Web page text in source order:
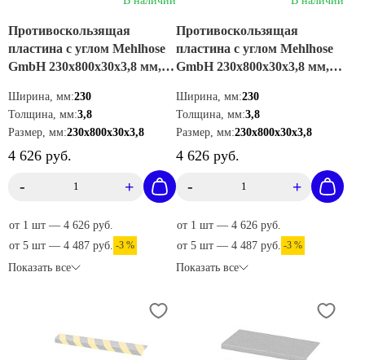
Противоскользящая
пластина с углом Mehlhose
GmbH 230х800х30х3,8 мм,
Ширина, мм:230
Толщина, мм:3,8
Размер, мм:230х800х30х3,8
4 626 руб.
- +
от 1 шт — 4 626 руб.
от 5 шт — 4 487 руб. -3 %
Показать все
Противоскользящая
пластина с углом Mehlhose
GmbH 230х800х30х3,8 мм,
GKMG2300800
Ширина, мм:230
Толщина, мм:3,8
Размер, мм:230х800х30х3,8
4 626 руб.
- +
от 1 шт — 4 626 руб.
от 5 шт — 4 487 руб. -3 %
Показать все